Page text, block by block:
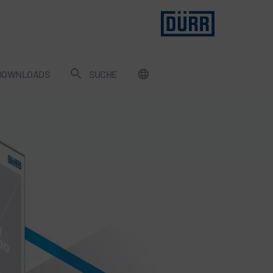
SUCHE